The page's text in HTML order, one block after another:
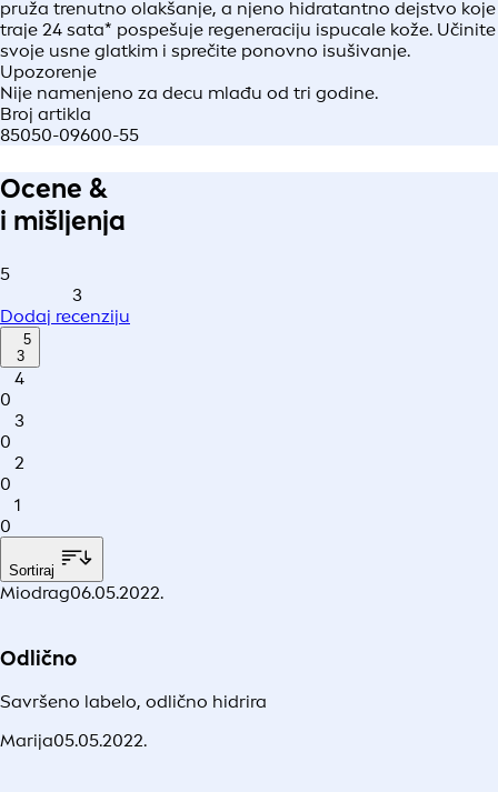
pruža trenutno olakšanje, a njeno hidratantno dejstvo koje
traje 24 sata* pospešuje regeneraciju ispucale kože. Učinite
svoje usne glatkim i sprečite ponovno isušivanje.
Upozorenje
Nije namenjeno za decu mlađu od tri godine.
Broj artikla
85050-09600-55
Ocene &
i mišljenja
5
3
Dodaj recenziju
5
3
4
0
3
0
2
0
1
0
Sortiraj
Miodrag06.05.2022.
Odlično
Savršeno labelo, odlično hidrira
Marija05.05.2022.